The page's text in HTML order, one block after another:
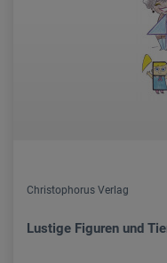
Christophorus Verlag
Lustige Figuren und